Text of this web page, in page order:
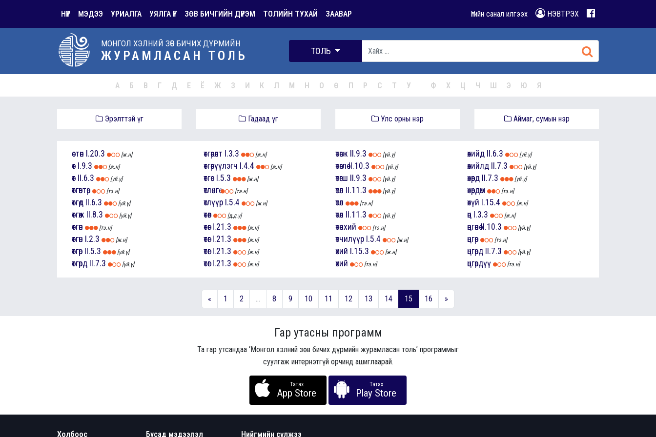
НҮҮР МЭДЭЭ УРИАЛГА УЯЛГА ҮГ ЗӨВ БИЧГИЙН ДҮРЭМ ТОЛИЙН ТУХАЙ ЗААВАР Үгийн санал илгээх НЭВТРЭХ
МОНГОЛ ХЭЛНИЙ ЗӨВ БИЧИХ ДҮРМИЙН
ЖУРАМЛАСАН ТОЛЬ ТОЛЬ
А Б В Г Д Е Ё Ж З И К Л М Н О Ө П Р С Т У Ф Х Ц Ч Ш Э Ю Я
Эрэлттэй үг Гадаад үг Улс орны нэр Аймаг, сумын нэр
өстөн I.20.3 [ж.н]
өт I.9.3 [ж.н]
өт II.6.3 [үй.ү]
өтгөвтөр [тэ.н]
өтгөд II.6.3 [үй.ү]
өтгөж II.8.3 [үй.ү]
өтгөн [тэ.н]
өтгөн I.2.3 [ж.н]
өтгөр II.5.3 [үй.ү]
өтгөрд II.7.3 [үй.ү]
өтгөрөлт I.3.3 [ж.н]
өтгөрүүлэгч I.4.4 [ж.н]
өтгөс I.5.3 [ж.н]
өтлөнгө [тэ.н]
өтлүүр I.5.4 [ж.н]
өтөв [д.д.ү]
өтөг I.21.3 [ж.н]
өтөг I.21.3 [ж.н]
өтөг I.21.3 [ж.н]
өтөг I.21.3 [ж.н]
өтөгж II.9.3 [үй.ү]
өтөглө II.10.3 [үй.ү]
өтөгш II.9.3 [үй.ү]
өтөл II.11.3 [үй.ү]
өтөл [тэ.н]
өтөл II.11.3 [үй.ү]
өтөнхий [тэ.н]
өтчилүүр I.5.4 [ж.н]
өхий I.15.3 [ж.н]
өхий [тэ.н]
өхийд II.6.3 [үй.ү]
өхийлд II.7.3 [үй.ү]
өхөөрд II.7.3 [үй.ү]
өхөөрдөм [тэ.н]
өхүй I.15.4 [ж.н]
өц I.3.3 [ж.н]
өцгөнө II.10.3 [үй.ү]
өцгөр [тэ.н]
өцгөрд II.7.3 [үй.ү]
өцгөрдүү [тэ.н]
« 1 2 ... 8 9 10 11 12 13 14 15 16 »
Гар утасны программ
Та гар утсандаа ‘Монгол хэлний зөв бичих дүрмийн журамласан толь’ программыг
суулгаж интернэтгүй орчинд ашиглаарай.
Татах
App Store
Татах
Play Store
Холбоос Бусад мэдээлэл Нийгмийн сүлжээ